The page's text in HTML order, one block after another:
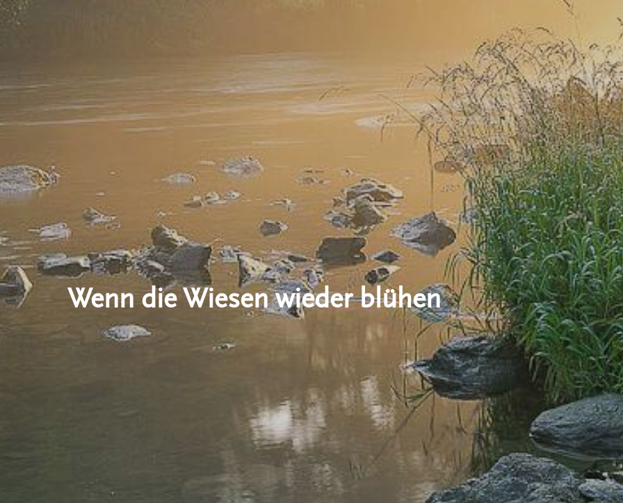
Wenn die Wiesen wieder blühen